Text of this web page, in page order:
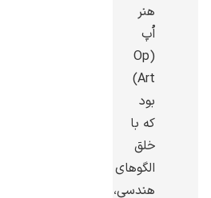
هنر
اُپ
(Op
Art)
بود
که با
خلق
الگوهای
هندسی،